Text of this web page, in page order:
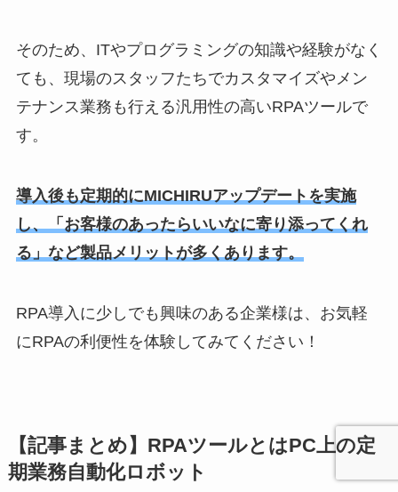
そのため、ITやプログラミングの知識や経験がなく
ても、現場のスタッフたちでカスタマイズやメン
テナンス業務も行える汎用性の高いRPAツールで
す。
導入後も定期的にMICHIRUアップデートを実施
し、「お客様のあったらいいなに寄り添ってくれ
る」など製品メリットが多くあります。
RPA導入に少しでも興味のある企業様は、お気軽
にRPAの利便性を体験してみてください！
【記事まとめ】RPAツールとはPC上の定
期業務自動化ロボット